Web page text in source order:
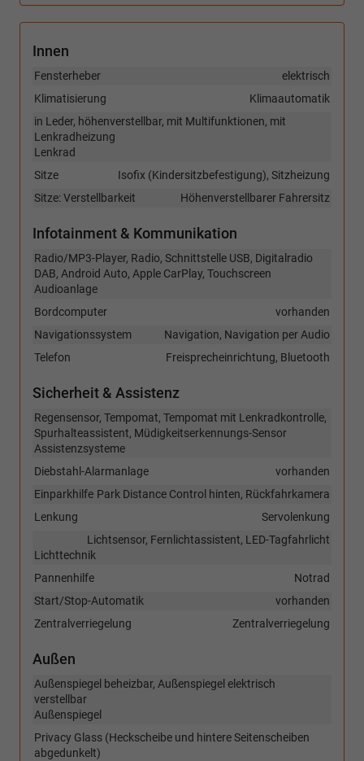
Innen
elektrisch
Fensterheber
Klimaautomatik
Klimatisierung
in Leder, höhenverstellbar, mit Multifunktionen, mit
Lenkradheizung
Lenkrad
Isofix (Kindersitzbefestigung), Sitzheizung
Sitze
Höhenverstellbarer Fahrersitz
Sitze: Verstellbarkeit
Infotainment & Kommunikation
Radio/MP3-Player, Radio, Schnittstelle USB, Digitalradio
DAB, Android Auto, Apple CarPlay, Touchscreen
Audioanlage
vorhanden
Bordcomputer
Navigation, Navigation per Audio
Navigationssystem
Freisprecheinrichtung, Bluetooth
Telefon
Sicherheit & Assistenz
Regensensor, Tempomat, Tempomat mit Lenkradkontrolle,
Spurhalteassistent, Müdigkeitserkennungs-Sensor
Assistenzsysteme
vorhanden
Diebstahl-Alarmanlage
Park Distance Control hinten, Rückfahrkamera
Einparkhilfe
Servolenkung
Lenkung
Lichtsensor, Fernlichtassistent, LED-Tagfahrlicht
Lichttechnik
Notrad
Pannenhilfe
vorhanden
Start/Stop-Automatik
Zentralverriegelung
Zentralverriegelung
Außen
Außenspiegel beheizbar, Außenspiegel elektrisch
verstellbar
Außenspiegel
Privacy Glass (Heckscheibe und hintere Seitenscheiben
abgedunkelt)